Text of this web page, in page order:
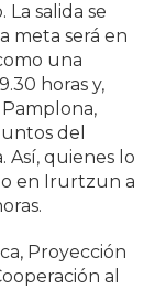
salida se
meta será en
una
horas y,
del
Así, quienes lo
en Irurtzun a
Proyección
al